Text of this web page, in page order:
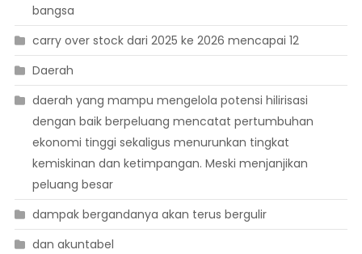
bangsa
carry over stock dari 2025 ke 2026 mencapai 12
Daerah
daerah yang mampu mengelola potensi hilirisasi
dengan baik berpeluang mencatat pertumbuhan
ekonomi tinggi sekaligus menurunkan tingkat
kemiskinan dan ketimpangan. Meski menjanjikan
peluang besar
dampak bergandanya akan terus bergulir
dan akuntabel